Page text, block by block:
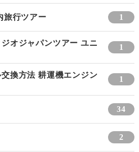
旅行ツアー 1
オジャパンツアー ユニ
1
換方法 耕運機エンジン
1
34
2